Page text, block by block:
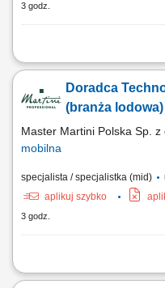
3 godz.
Praca obejmuje
Montaż mechaniczny maszyn i
podzespołów mechanicznych,
Doradca
(branża lodowa)
Master Martini Polska Sp. z
mobilna
specjalista / specjalistka (mid)
aplikuj szybko
3 godz.
Twój obszar odpowiedzialności: